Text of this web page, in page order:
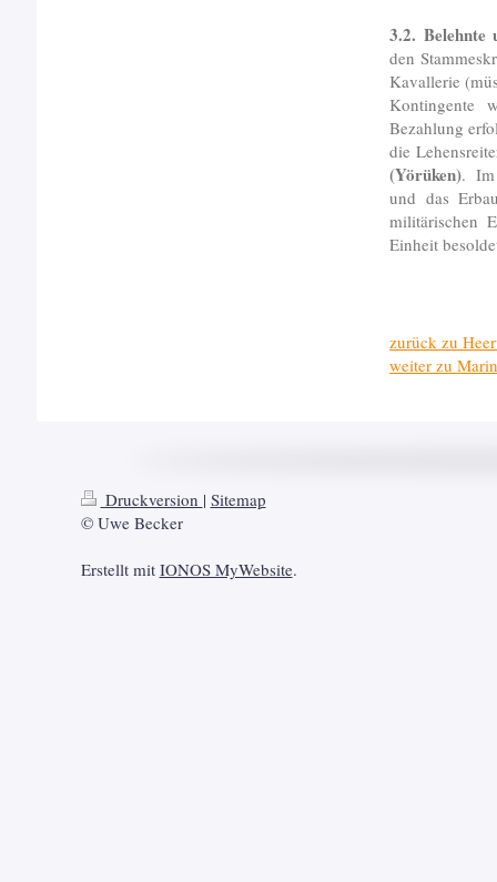
3.2. Belehnte
den
Kavallerie
Kontingente
Bezahlung
die
(Yörüken). Im
und das
militärischen
Einheit
zurück zu
weiter zu
Druckversion | Sitemap
© Uwe Becker
Erstellt mit IONOS MyWebsite.